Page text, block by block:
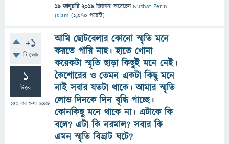
19 জানুয়ারি 2019 জিজ্ঞাসাকরেছেনNuzhat Zerin
Islam (1,970 পয়েন্ট)
+1
টি ভোট
1
উত্তর
252বার দেখা হয়েছে
আমি ছোটবেলার কোনো স্মৃতি মনে
করতে পারি নাহ। হাতে গোনা
কয়েকটা স্মৃতি ছাড়া কিছুই মনে নেই।
কৈশোরের ও তেমন একটা কিছু মনে
নাই সবার যতটা থাকে। আমার স্মৃতি
লোভ দিনকে দিন বৃদ্ধি পাচ্ছে।
কোনকিছু মনে থাকে না। এটাকে কি
বলে? এটা কি নরমাল? সবার কি
এমন স্মৃতি বিভ্রাট ঘটে?